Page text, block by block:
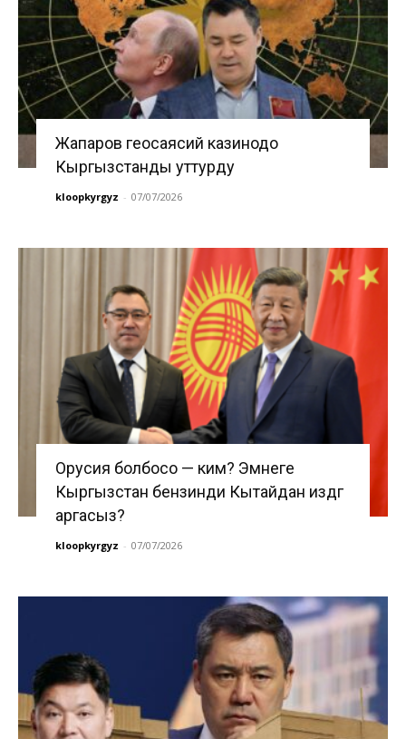
Жапаров геосаясий казинодо
Кыргызстанды уттурду
kloopkyrgyz - 07/07/2026
Орусия болбосо — ким? Эмнеге
Кыргызстан бензинди Кытайдан издөөгө
аргасыз?
kloopkyrgyz - 07/07/2026